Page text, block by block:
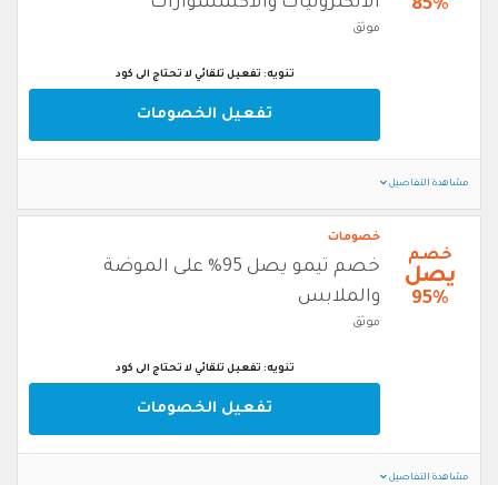
85%
موثق
تنويه: تفعيل تلقائي لا تحتاج الى كود
تفعيل الخصومات
مشاهدة التفاصيل
خصم
يصل
95%
خصومات
خصم تيمو يصل 95% على الموضة
والملابس
موثق
تنويه: تفعيل تلقائي لا تحتاج الى كود
تفعيل الخصومات
مشاهدة التفاصيل